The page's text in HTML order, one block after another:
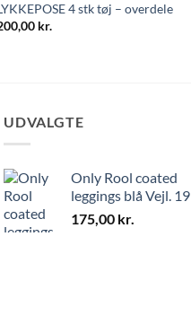
4 stk tøj – overdele
kr.
UDVALGTE
Only Rool coated
leggings blå Vejl.
175,00 kr.